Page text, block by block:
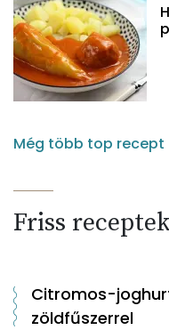
Még több top recept
Friss
Citromos-
zöldfűszerrel